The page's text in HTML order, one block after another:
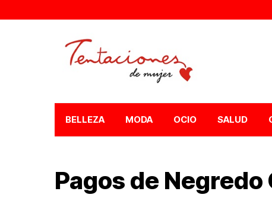
BELLEZA MODA OCIO SALUD
Pagos de Negredo